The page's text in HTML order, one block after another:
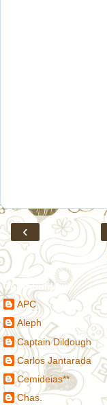
‹
Contribuidores
APC
Aleph
Captain Dildough
Carlos Jantarada
Cemideias**
Chas.